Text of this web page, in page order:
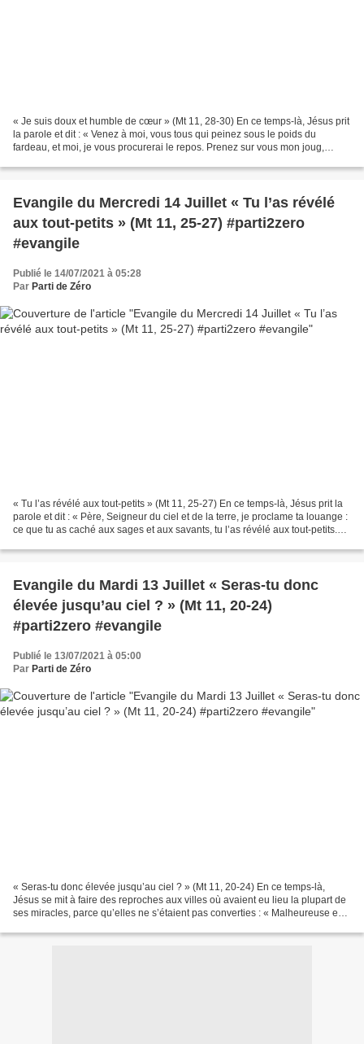
« Je suis doux et humble de cœur » (Mt 11, 28-30) En ce temps-là, Jésus prit
la parole et dit : « Venez à moi, vous tous qui peinez sous le poids du
fardeau, et moi, je vous procurerai le repos. Prenez sur vous mon joug,
Evangile du Mercredi 14 Juillet « Tu l’as révélé
aux tout-petits » (Mt 11, 25-27) #parti2zero
#evangile
Publié le 14/07/2021 à 05:28
Par Parti de Zéro
« Tu l’as révélé aux tout-petits » (Mt 11, 25-27) En ce temps-là, Jésus prit la
parole et dit : « Père, Seigneur du ciel et de la terre, je proclame ta louange :
ce que tu as caché aux sages et aux savants, tu l’as révélé aux tout-petits.
Evangile du Mardi 13 Juillet « Seras-tu donc
élevée jusqu’au ciel ? » (Mt 11, 20-24)
#parti2zero #evangile
Publié le 13/07/2021 à 05:00
Par Parti de Zéro
« Seras-tu donc élevée jusqu’au ciel ? » (Mt 11, 20-24) En ce temps-là,
Jésus se mit à faire des reproches aux villes où avaient eu lieu la plupart de
ses miracles, parce qu’elles ne s’étaient pas converties : « Malheureuse es-